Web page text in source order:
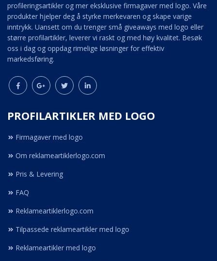
profileringsartikler og mer eksklusive firmagaver med logo. Våre
produkter hjelper deg å styrke merkevaren og skape varige
inntrykk. Uansett om du trenger små giveaways med logo eller
større profilartikler, leverer vi raskt og med høy kvalitet. Besøk
oss i dag og oppdag rimelige løsninger for effektiv
markedsføring.
PROFILARTIKLER MED LOGO
Firmagaver med logo
Om reklameartiklerlogo.com
Pris & Levering
FAQ
Reklameartiklerlogo.com
Tilpassede reklameartikler med logo
Reklameartikler med logo